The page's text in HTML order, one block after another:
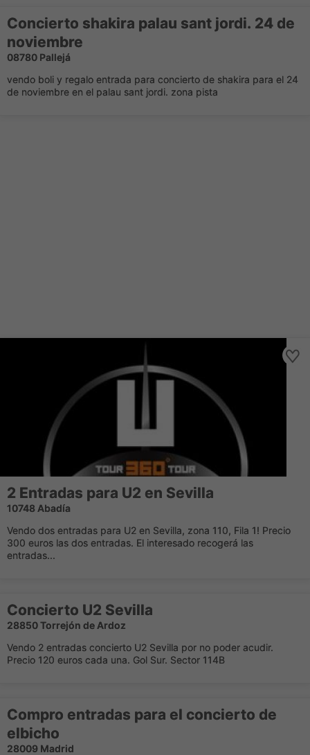
Concierto shakira palau sant jordi. 24 de
noviembre
08780 Pallejá
vendo boli y regalo entrada para concierto de shakira para el 24
de noviembre en el palau sant jordi. zona pista
2 Entradas para U2 en Sevilla
10748 Abadía
Vendo dos entradas para U2 en Sevilla, zona 110, Fila 1! Precio
300 euros las dos entradas. El interesado recogerá las
entradas...
Concierto U2 Sevilla
28850 Torrejón de Ardoz
Vendo 2 entradas concierto U2 Sevilla por no poder acudir.
Precio 120 euros cada una. Gol Sur. Sector 114B
Compro entradas para el concierto de
elbicho
28009 Madrid